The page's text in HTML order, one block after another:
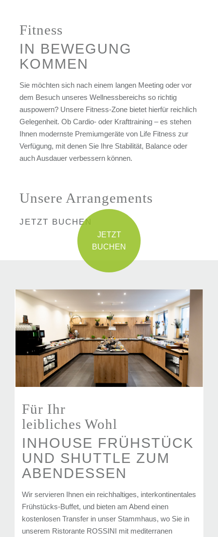
Fitness
IN BEWEGUNG
KOMMEN
Sie möchten sich nach einem langen Meeting oder vor
dem Besuch unseres Wellnessbereichs so richtig
auspowern? Unsere Fitness-Zone bietet hierfür reichlich
Gelegenheit. Ob Cardio- oder Krafttraining – es stehen
Ihnen modernste Premiumgeräte von Life Fitness zur
Verfügung, mit denen Sie Ihre Stabilität, Balance oder
auch Ausdauer verbessern können.
Unsere Arrangements
JETZT BUCHEN
Für Ihr
leibliches Wohl
INHOUSE FRÜHSTÜCK
UND SHUTTLE ZUM
ABENDESSEN
Wir servieren Ihnen ein reichhaltiges, interkontinentales
Frühstücks-Buffet, und bieten am Abend einen
kostenlosen Transfer in unser Stammhaus, wo Sie in
unserem Ristorante ROSSINI mit mediterranen